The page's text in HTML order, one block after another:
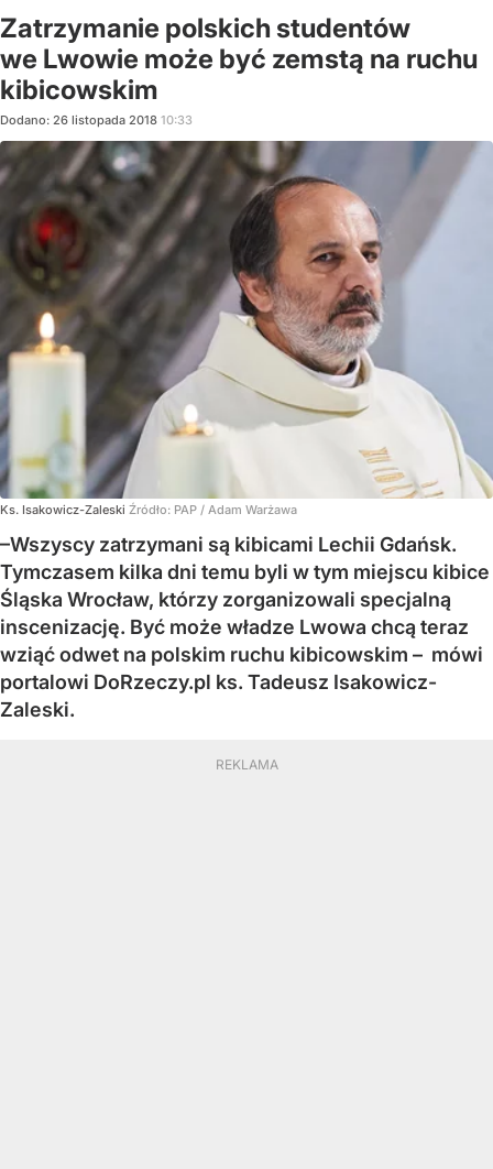
Zatrzymanie polskich studentów
we Lwowie może być zemstą na ruchu
kibicowskim
Dodano: 26 listopada 2018 10:33
Ks. Isakowicz-Zaleski Źródło: PAP / Adam Warżawa
–Wszyscy zatrzymani są kibicami Lechii Gdańsk.
Tymczasem kilka dni temu byli w tym miejscu kibice
Śląska Wrocław, którzy zorganizowali specjalną
inscenizację. Być może władze Lwowa chcą teraz
wziąć odwet na polskim ruchu kibicowskim – mówi
portalowi DoRzeczy.pl ks. Tadeusz Isakowicz-
Zaleski.